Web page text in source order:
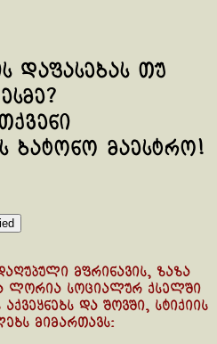
დაფასებას თუ
ბატონო მაესტრო!
მფრინავის, ზაზა
ლორია სოციალურ ქსელში
და შოვში, სტიქიის
მიმართავს: